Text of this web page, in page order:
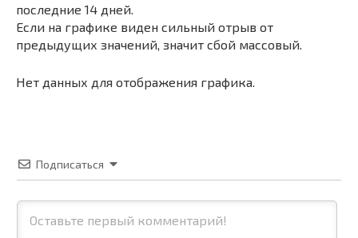
последние 14 дней.
Если на графике виден сильный отрыв от
предыдущих значений, значит сбой массовый.
Нет данных для отображения графика.
Подписаться